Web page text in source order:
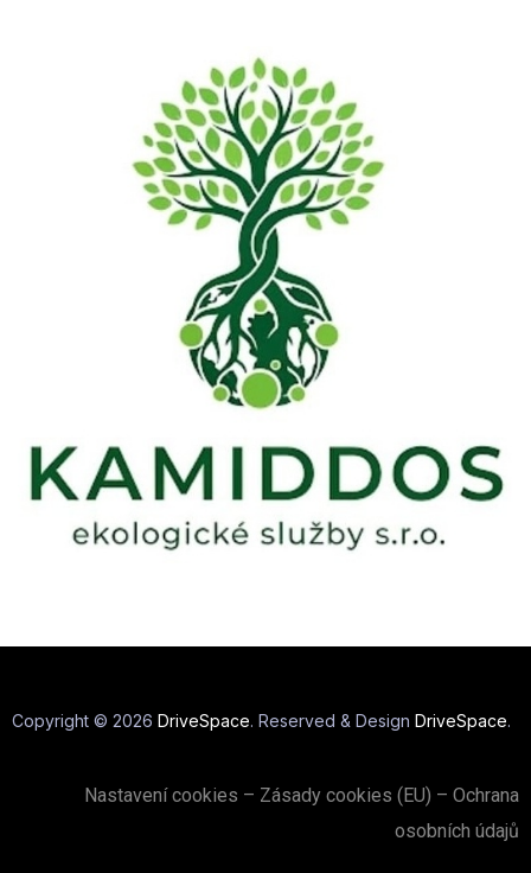
Copyright © 2026 DriveSpace. Reserved & Design DriveSpace.
Nastavení cookies – Zásady cookies (EU) – Ochrana
osobních údajů